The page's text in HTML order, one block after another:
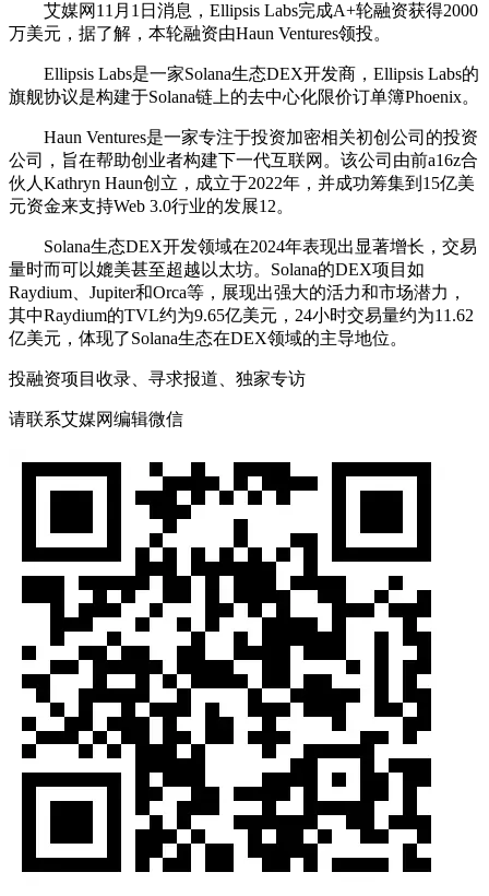
艾媒网11月1日消息，Ellipsis Labs完成A+轮融资获得2000
万美元，据了解，本轮融资由Haun Ventures领投。
Ellipsis Labs是一家Solana生态DEX开发商，Ellipsis Labs的
旗舰协议是构建于Solana链上的去中心化限价订单簿Phoenix。
‌Haun Ventures‌是一家专注于投资加密相关初创公司的投资
公司，旨在帮助创业者构建下一代互联网。该公司由前a16z合
伙人Kathryn Haun创立，成立于2022年，并成功筹集到15亿美
元资金来支持Web 3.0行业的发展‌12。
Solana生态DEX开发领域在2024年表现出显著增长，交易
量时而可以媲美甚至超越以太坊。Solana的DEX项目如
Raydium、Jupiter和Orca等，展现出强大的活力和市场潜力，
其中Raydium的TVL约为9.65亿美元，24小时交易量约为11.62
亿美元，体现了Solana生态在DEX领域的主导地位。
投融资项目收录、寻求报道、独家专访
请联系艾媒网编辑微信